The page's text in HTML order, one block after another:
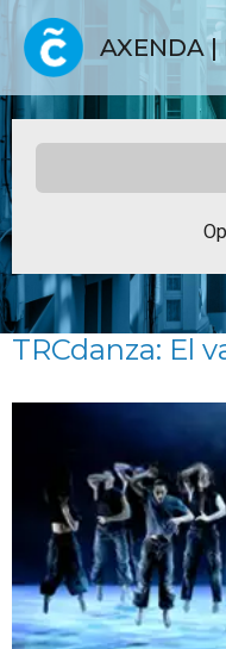
AXENDA |
TRCdanza: El